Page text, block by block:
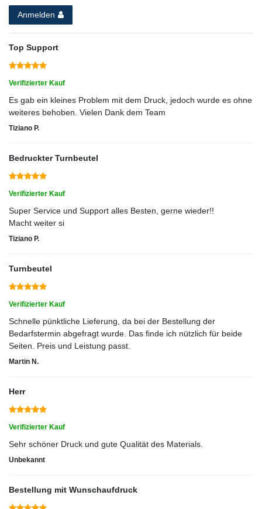
Anmelden
Top Support
Verifizierter Kauf
Es gab ein kleines Problem mit dem Druck, jedoch wurde es ohne
weiteres behoben. Vielen Dank dem Team
Tiziano P.
Bedruckter Turnbeutel
Verifizierter Kauf
Super Service und Support alles Besten, gerne wieder!!
Macht weiter si
Tiziano P.
Turnbeutel
Verifizierter Kauf
Schnelle pünktliche Lieferung, da bei der Bestellung der
Bedarfstermin abgefragt wurde. Das finde ich nützlich für beide
Seiten. Preis und Leistung passt.
Martin N.
Herr
Verifizierter Kauf
Sehr schöner Druck und gute Qualität des Materials.
Unbekannt
Bestellung mit Wunschaufdruck